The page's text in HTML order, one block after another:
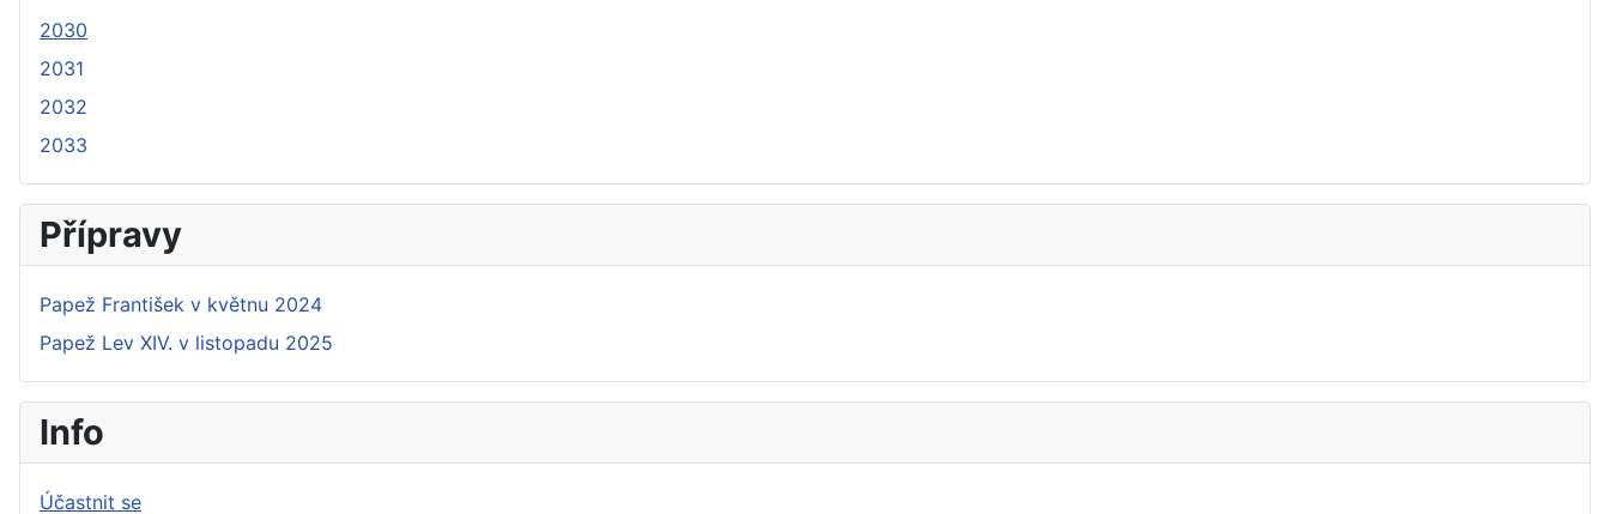
2030
2031
2032
2033
Přípravy
Papež František v květnu 2024
Papež Lev XIV. v listopadu 2025
Info
Účastnit se